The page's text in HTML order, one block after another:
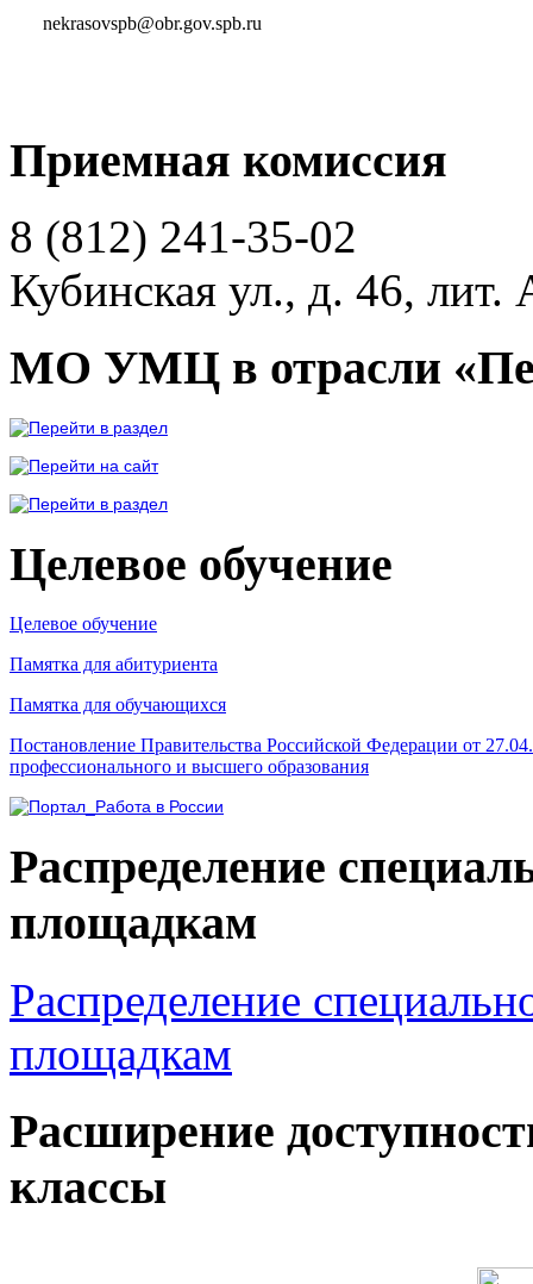
nekrasovspb@obr.gov.spb.ru
Приемная комиссия
8 (812) 241-35-02
Кубинская ул., д. 46, лит.
МО УМЦ в отрасли
Целевое обучение
Целевое обучение
Памятка для абитуриента
Памятка для обучающихся
Постановление Правительства Российской Федерации от
профессионального и высшего образования
Распределение
площадкам
Распределение
площадкам
Расширение
классы